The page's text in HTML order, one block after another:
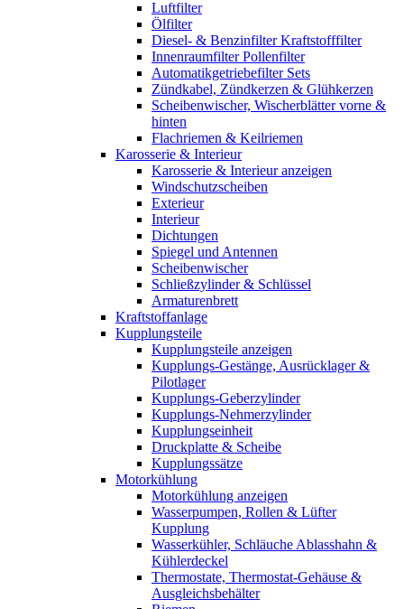
Luftfilter
Ölfilter
Diesel- & Benzinfilter Kraftstofffilter
Innenraumfilter Pollenfilter
Automatikgetriebefilter Sets
Zündkabel, Zündkerzen & Glühkerzen
Scheibenwischer, Wischerblätter vorne &
hinten
Flachriemen & Keilriemen
Karosserie & Interieur
Karosserie & Interieur anzeigen
Windschutzscheiben
Exterieur
Interieur
Dichtungen
Spiegel und Antennen
Scheibenwischer
Schließzylinder & Schlüssel
Armaturenbrett
Kraftstoffanlage
Kupplungsteile
Kupplungsteile anzeigen
Kupplungs-Gestänge, Ausrücklager &
Pilotlager
Kupplungs-Geberzylinder
Kupplungs-Nehmerzylinder
Kupplungseinheit
Druckplatte & Scheibe
Kupplungssätze
Motorkühlung
Motorkühlung anzeigen
Wasserpumpen, Rollen & Lüfter
Kupplung
Wasserkühler, Schläuche Ablasshahn &
Kühlerdeckel
Thermostate, Thermostat-Gehäuse &
Ausgleichsbehälter